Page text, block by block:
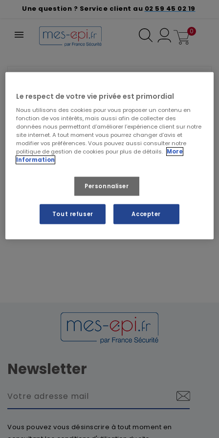
Une question ? Service client au 02 59 45 02 19
0
DÉSAGRÉMENT.
Effectuez une nouvelle recherche
Newsletter
Vous pouvez vous désinscrire à tout moment en
Le respect de votre vie privée est primordial
Nous utilisons des cookies pour vous proposer un contenu en
fonction de vos intérêts, mais aussi afin de collecter des
données nous permettant d’améliorer l’expérience client sur notre
site internet. A tout moment vous pourrez changer d’avis et
modifier vos préférences. Vous pouvez aussi consulter notre
politique de gestion de cookies pour plus de détails. More
Information
Personnaliser
Tout refuser Accepter